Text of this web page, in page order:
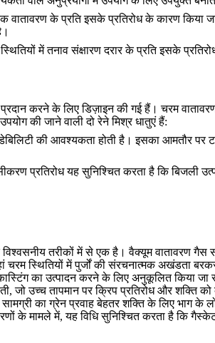
वातावरण के प्रति इसके प्रतिरोध के कारण किया
में तनाव संक्षारण दरार के प्रति इसके
करने के लिए डिज़ाइन की गई हैं। चरम
की जाने वाली दो रेने मिश्र धातुएं हैं:
की आवश्यकता होती है। इसका आमतौर पर
प्रतिरोध यह सुनिश्चित करता है कि बिजली
तरीकों में से एक है। वैक्यूम वातावरण
स्थितियों में पुर्जों की संरचनात्मक अखंडता
का उत्पादन करने के लिए अनुकूलित किया जा
जो उच्च तापमान पर क्रिप प्रतिरोध और शक्ति
का ग्रेन प्रवाह बेहतर शक्ति के लिए भाग के
के मामले में, यह विधि सुनिश्चित करता है कि